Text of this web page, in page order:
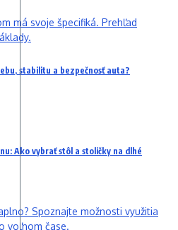
stabilitu a bezpečnosť auta?
Ako vybrať stôl a stoličky na dlhé